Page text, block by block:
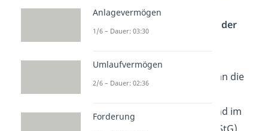
beeinflusst die bilanzielle
Höhe der
müssen. Diese Form der
Abschreibung ist außerdem an die
Handelsgesetzbuch (HGB) und im
Anlagevermögen
1/6 – Dauer: 03:30
Umlaufvermögen
2/6 – Dauer: 02:36
Forderung